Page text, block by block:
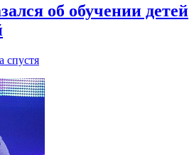
об обучении детей
спустя